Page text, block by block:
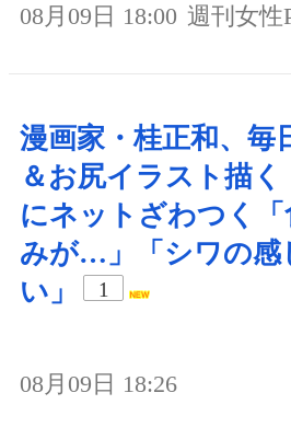
08月09日 18:00 週刊女性
漫画家・桂正和、毎
＆お尻イラスト描
にネットざわつく
みが…」「シワの感
い」
1
08月09日 18:26